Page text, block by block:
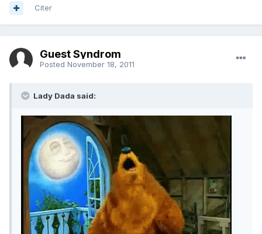
Citer
Guest Syndrom
Posted November 18, 2011
Lady Dada said: